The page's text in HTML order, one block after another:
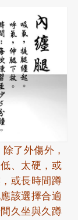
了外傷外，
、太硬，或
或長時間蹲
該選擇合適
久坐與久蹲